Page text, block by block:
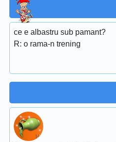
ce e albastru sub pamant?
R: o rama-n trening